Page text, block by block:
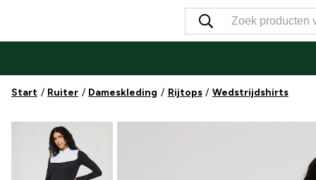
Start Ruiter Dameskleding Rijtops Wedstrijdshirts